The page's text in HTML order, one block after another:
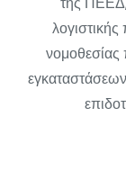
νομοθεσίας